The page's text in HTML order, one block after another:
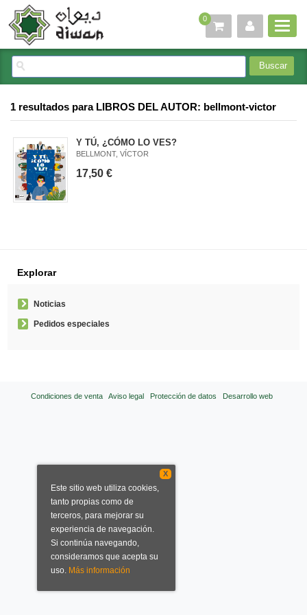
0
1 resultados para LIBROS DEL AUTOR: bellmont-victor
Y TÚ, ¿CÓMO LO VES?
BELLMONT, VÍCTOR
17,50 €
Explorar
Noticias
Pedidos especiales
Condiciones de venta Aviso legal Protección de datos Desarrollo web
X
Este sitio web utiliza cookies,
tanto propias como de
terceros, para mejorar su
experiencia de navegación.
Si continúa navegando,
consideramos que acepta su
uso. Más información